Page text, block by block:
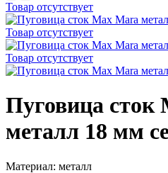
Товар отсутствует
Товар отсутствует
Товар отсутствует
Пуговица сток
металл 18 мм
Материал: металл